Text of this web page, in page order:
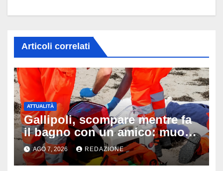
Articoli correlati
ATTUALITÀ
Gallipoli, scompare mentre fa
il bagno con un amico: muore
a 19 anni dopo 45 minuti di
disperati tentativi di
AGO 7, 2026 REDAZIONE